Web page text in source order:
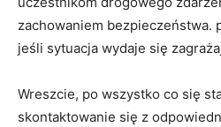
zachowaniem bezpieczeństwa.
jeśli sytuacja ⁢wydaje się
Wreszcie, po wszystko co się
skontaktowanie się z